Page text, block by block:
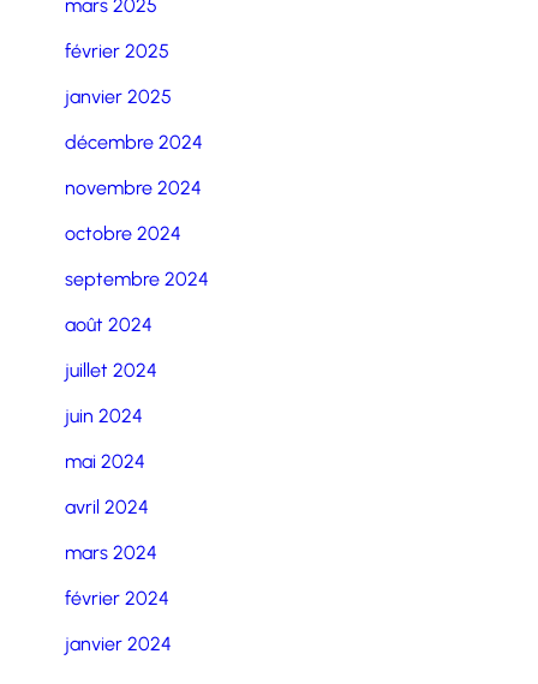
mars 2025
février 2025
janvier 2025
décembre 2024
novembre 2024
octobre 2024
septembre 2024
août 2024
juillet 2024
juin 2024
mai 2024
avril 2024
mars 2024
février 2024
janvier 2024